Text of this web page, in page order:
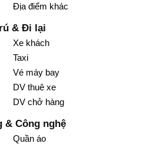
Địa điểm khác
& Đi lại
Xe khách
Taxi
Vé máy bay
DV thuê xe
DV chở hàng
& Công nghệ
Quần áo